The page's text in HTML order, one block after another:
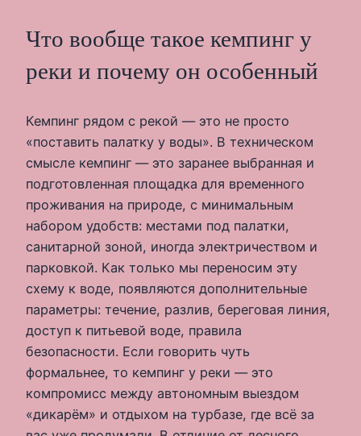
Что вообще такое кемпинг у
реки и почему он особенный
Кемпинг рядом с рекой — это не просто
«поставить палатку у воды». В техническом
смысле кемпинг — это заранее выбранная и
подготовленная площадка для временного
проживания на природе, с минимальным
набором удобств: местами под палатки,
санитарной зоной, иногда электричеством и
парковкой. Как только мы переносим эту
схему к воде, появляются дополнительные
параметры: течение, разлив, береговая линия,
доступ к питьевой воде, правила
безопасности. Если говорить чуть
формальнее, то кемпинг у реки — это
компромисс между автономным выездом
«дикарём» и отдыхом на турбазе, где всё за